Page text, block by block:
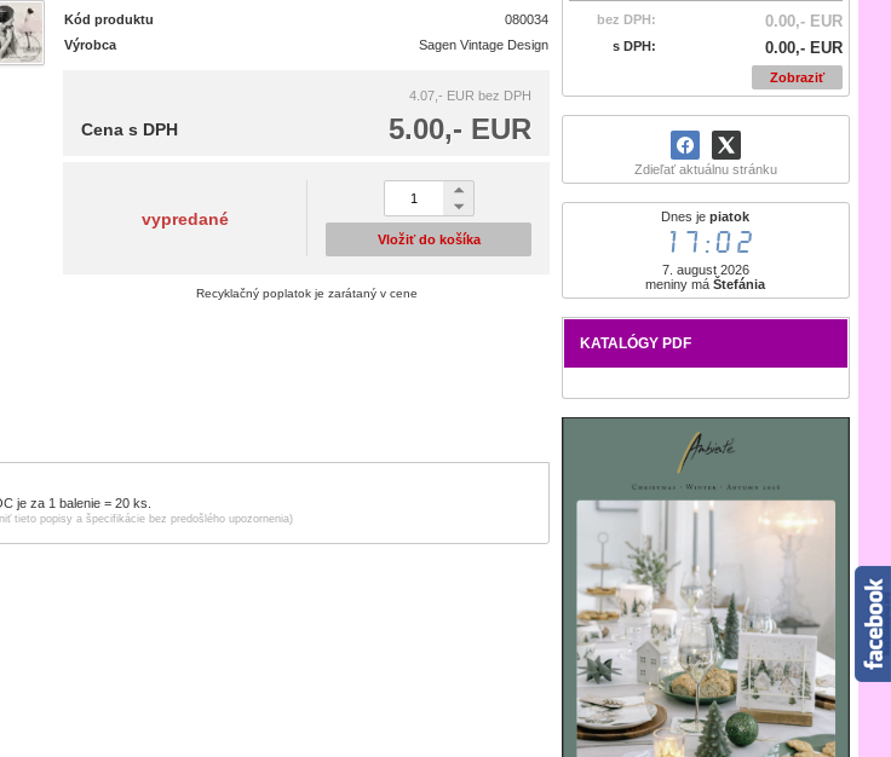
bez DPH: 0.00,- EUR
s DPH: 0.00,- EUR
Zobraziť
Zdieľať aktuálnu stránku
Dnes jepiatok
17:02
7. august 2026
meniny máŠtefánia
KATALÓGY PDF
Kód produktu
080034
Výrobca
Sagen Vintage Design
4.07,- EUR bez DPH
5.00,- EUR
Cena s DPH
vypredané
Vložiť do košíka
Recyklačný poplatok je zarátaný v cene
je za 1 balenie = 20 ks.
tieto popisy a špecifikácie bez predošlého upozornenia)